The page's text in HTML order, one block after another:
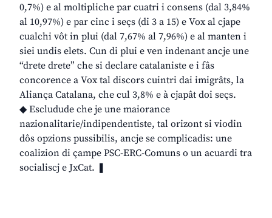
0,7%) e al moltipliche par cuatri i consens (dal 3,84%
al 10,97%) e par cinc i seçs (di 3 a 15) e Vox al cjape
cualchi vôt in plui (dal 7,67% al 7,96%) e al manten i
siei undis elets. Cun di plui e ven indenant ancje une
“drete drete” che si declare catalaniste e i fâs
concorence a Vox tal discors cuintri dai imigrâts, la
Aliança Catalana, che cul 3,8% e à cjapât doi seçs.
◆ Escludude che je une maiorance
nazionalitarie/indipendentiste, tal orizont si viodin
dôs opzions pussibilis, ancje se complicadis: une
coalizion di çampe PSC-ERC-Comuns o un acuardi tra
socialiscj e JxCat. ❚